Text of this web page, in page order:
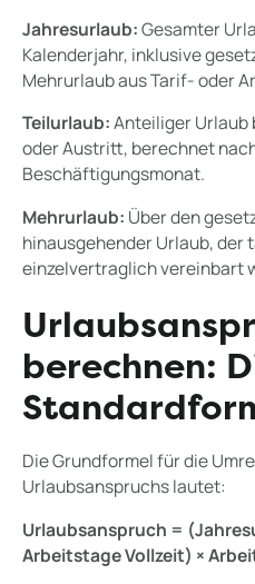
Jahresurlaub:Gesamter
Kalenderjahr, inklusive
Mehrurlaub aus Tarif- oder
Teilurlaub:Anteiliger
oder Austritt, berechnet
Beschäftigungsmonat.
Mehrurlaub: Über den
hinausgehender Urlaub,
einzelvertraglich vereinbart
berechnen:
Die Grundformel für die
Urlaubsanspruchs lautet:
Urlaubsanspruch =
Arbeitstage Vollzeit) ×